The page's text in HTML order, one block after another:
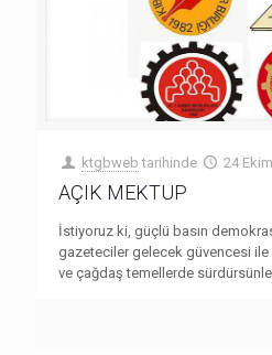
ktgbweb tarihinde 24
AÇIK MEKTUP
İstiyoruz ki, güçlü basın
gazeteciler gelecek güvencesi
ve çağdaş temellerde